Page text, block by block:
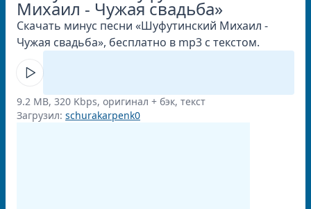
Михаил - Чужая свадьба»
Скачать минус песни «Шуфутинский Михаил -
Чужая свадьба», бесплатно в mp3 с текстом.
9.2 MB, 320 Kbps, оригинал + бэк, текст
Загрузил: schurakarpenk0